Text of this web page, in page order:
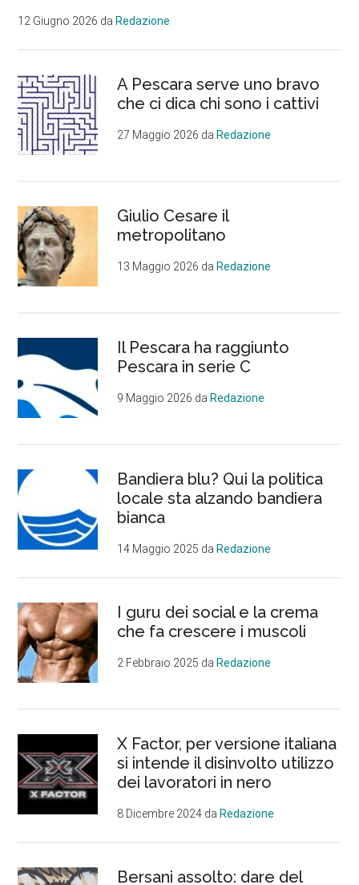
12 Giugno 2026 daRedazione
A Pescara serve uno bravo
che ci dica chi sono i cattivi
27 Maggio 2026 daRedazione
Giulio Cesare il
metropolitano
13 Maggio 2026 daRedazione
Il Pescara ha raggiunto
Pescara in serie C
9 Maggio 2026 daRedazione
Bandiera blu? Qui la politica
locale sta alzando bandiera
bianca
14 Maggio 2025 daRedazione
I guru dei social e la crema
che fa crescere i muscoli
2 Febbraio 2025 daRedazione
X Factor, per versione italiana
si intende il disinvolto utilizzo
dei lavoratori in nero
8 Dicembre 2024 daRedazione
Bersani assolto: dare del